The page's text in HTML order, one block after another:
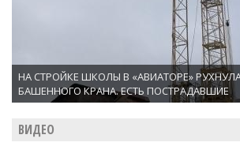
НА СТРОЙКЕ ШКОЛЫ В «АВИАТОРЕ»
БАШЕННОГО КРАНА. ЕСТЬ ПОСТРАДАВШИЕ
ВИДЕО